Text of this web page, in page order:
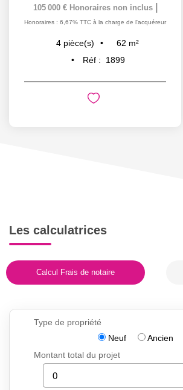
105 000 € Honoraires non inclus
Honoraires : 6,67% TTC à la charge de l'acquéreur
4 pièce(s) 62 m²
Réf :
1899
Les calculatrices
Calcul Frais de notaire